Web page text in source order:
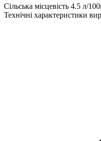
Сільська місцевість 4.5 л/
Технічні характеристики